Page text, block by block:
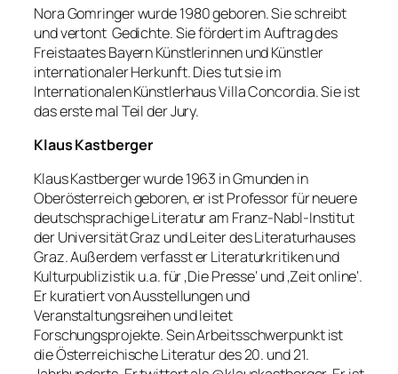
Nora Gomringer wurde 1980 geboren. Sie schreibt
und vertont Gedichte. Sie fördert im Auftrag des
Freistaates Bayern Künstlerinnen und Künstler
internationaler Herkunft. Dies tut sie im
Internationalen Künstlerhaus Villa Concordia. Sie ist
das erste mal Teil der Jury.
Klaus Kastberger
Klaus Kastberger wurde 1963 in Gmunden in
Oberösterreich geboren, er ist Professor für neuere
deutschsprachige Literatur am Franz-Nabl-Institut
der Universität Graz und Leiter des Literaturhauses
Graz. Außerdem verfasst er Literaturkritiken und
Kulturpublizistik u.a. für ‚Die Presse‘ und ‚Zeit online‘.
Er kuratiert von Ausstellungen und
Veranstaltungsreihen und leitet
Forschungsprojekte. Sein Arbeitsschwerpunkt ist
die Österreichische Literatur des 20. und 21.